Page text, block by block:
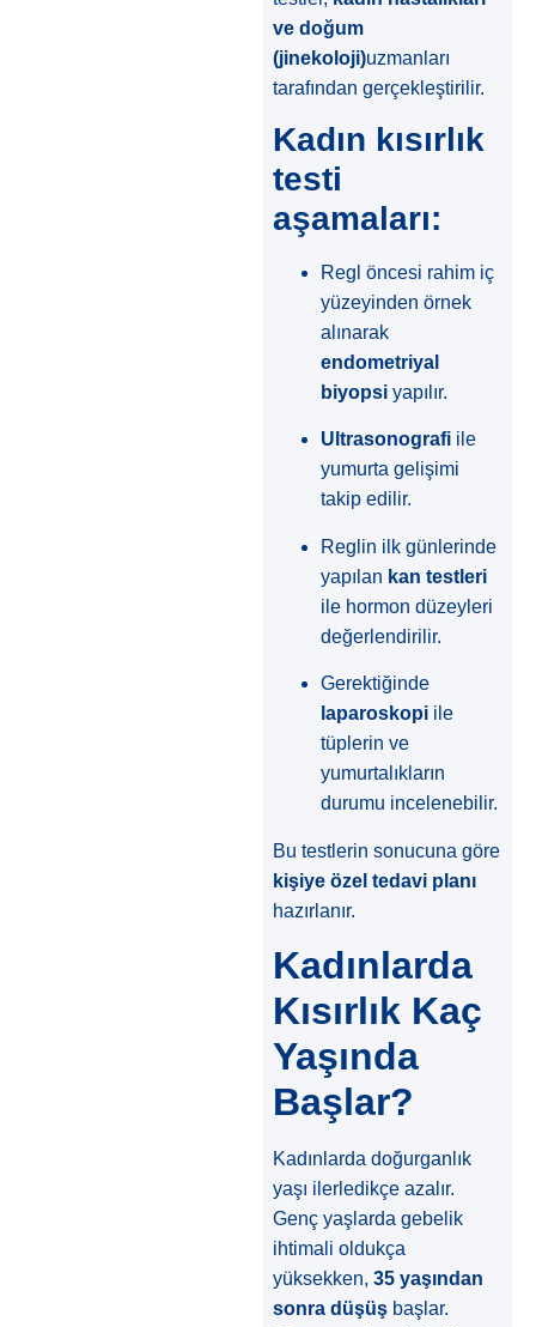
ve doğum
(jinekoloji)uzmanları
tarafından gerçekleştirilir.
Kadın kısırlık
testi
aşamaları:
Regl öncesi rahim iç
yüzeyinden örnek
alınarak
endometriyal
biyopsi yapılır.
Ultrasonografi ile
yumurta gelişimi
takip edilir.
Reglin ilk günlerinde
yapılan kan testleri
ile hormon düzeyleri
değerlendirilir.
Gerektiğinde
laparoskopi ile
tüplerin ve
yumurtalıkların
durumu incelenebilir.
Bu testlerin sonucuna göre
kişiye özel tedavi planı
hazırlanır.
Kadınlarda
Kısırlık Kaç
Yaşında
Başlar?
Kadınlarda doğurganlık
yaşı ilerledikçe azalır.
Genç yaşlarda gebelik
ihtimali oldukça
yüksekken, 35 yaşından
sonra düşüş başlar.